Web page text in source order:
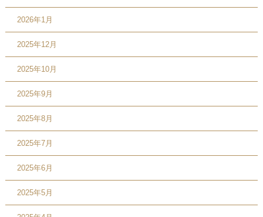
2026年1月
2025年12月
2025年10月
2025年9月
2025年8月
2025年7月
2025年6月
2025年5月